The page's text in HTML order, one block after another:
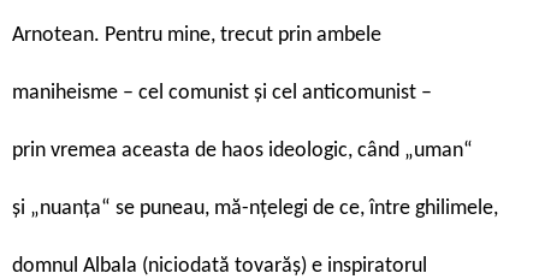
Arnotean. Pentru mine, trecut prin ambele
maniheisme – cel comunist și cel anticomunist –
prin vremea aceasta de haos ideologic, când „uman“
și „nuanța“ se puneau, mă-nțelegi de ce, între ghilimele,
domnul Albala (niciodată tovarăș) e inspiratorul